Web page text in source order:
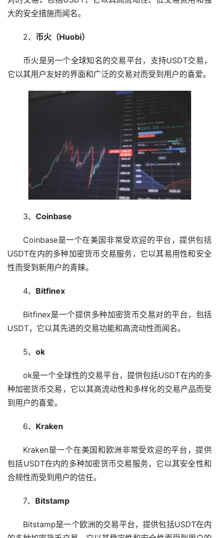
大的安全措施而闻名。
2、 币火（Huobi）
币火是另一个全球知名的交易平台，支持USDT交易，
它以其用户友好的界面和广泛的交易对而受到用户的喜爱。
3、 Coinbase
Coinbase是一个在美国非常受欢迎的平台，提供包括
USDT在内的多种加密货币交易服务，它以其易用性和安全
性而受到新用户的青睐。
4、 Bitfinex
Bitfinex是一个提供多种加密货币交易对的平台，包括
USDT，它以其先进的交易功能和高流动性而闻名。
5、 ok
ok是一个全球性的交易平台，提供包括USDT在内的多
种加密货币交易，它以其高流动性和多样化的交易产品而受
到用户的喜爱。
6、 Kraken
Kraken是一个在美国和欧洲非常受欢迎的平台，提供
包括USDT在内的多种加密货币交易服务，它以其安全性和
合规性而受到用户的信任。
7、 Bitstamp
Bitstamp是一个欧洲的交易平台，提供包括USDT在内